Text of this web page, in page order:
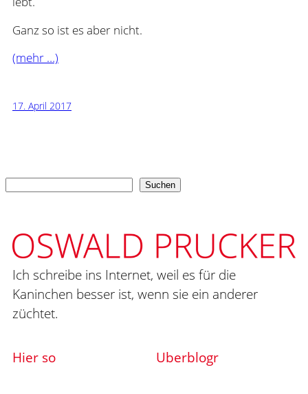
Ganz so ist es aber nicht.
(mehr …)
17. April 2017
Suchen
Ich schreibe ins Internet, weil es für die
Kaninchen besser ist, wenn sie ein anderer
züchtet.
Hier so Uberblogr